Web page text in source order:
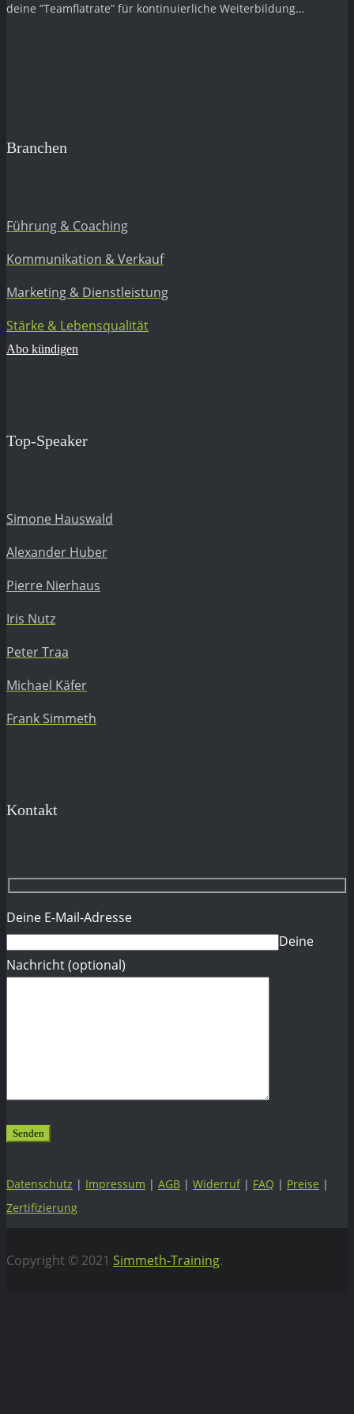
deine “Teamflatrate” für kontinuierliche Weiterbildung…
Branchen
Führung & Coaching
Kommunikation & Verkauf
Marketing & Dienstleistung
Stärke & Lebensqualität
Abo kündigen
Top-Speaker
Simone Hauswald
Alexander Huber
Pierre Nierhaus
Iris Nutz
Peter Traa
Michael Käfer
Frank Simmeth
Kontakt
Deine E-Mail-Adresse
Deine
Nachricht (optional)
Datenschutz | Impressum | AGB | Widerruf| FAQ | Preise |
Zertifizierung
Copyright © 2021 Simmeth-Training.